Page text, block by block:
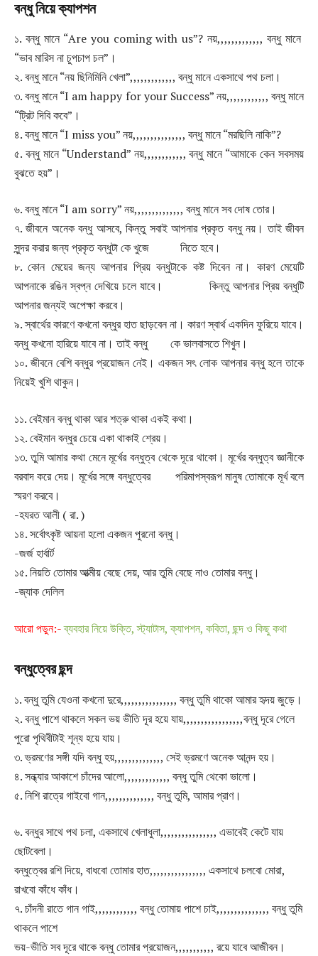
বন্ধু নিয়ে ক্যাপশন
১. বন্ধু মানে “Are you coming with us”? নয়,,,,,,,,,,,,, বন্ধু মানে
“ভাব মারিস না চুপচাপ চল”।
২. বন্ধু মানে “নয় ছিনিমিনি খেলা”,,,,,,,,,,,,, বন্ধু মানে একসাথে পথ চলা।
৩. বন্ধু মানে “I am happy for your Success” নয়,,,,,,,,,,,, বন্ধু মানে
“ট্রিট দিবি কবে”।
৪. বন্ধু মানে “I miss you” নয়,,,,,,,,,,,,,,, বন্ধু মানে “মরছিলি নাকি”?
৫. বন্ধু মানে “Understand” নয়,,,,,,,,,,,, বন্ধু মানে “আমাকে কেন সবসময়
বুঝতে হয়”।
৬. বন্ধু মানে “I am sorry” নয়,,,,,,,,,,,,,, বন্ধু মানে সব দোষ তোর।
৭. জীবনে অনেক বন্ধু আসবে, কিন্তু সবাই আপনার প্রকৃত বন্ধু নয়। তাই জীবন
সুন্দর করার জন্য প্রকৃত বন্ধুটা কে খুজে নিতে হবে।
৮. কোন মেয়ের জন্য আপনার প্রিয় বন্ধুটাকে কষ্ট দিবেন না। কারণ মেয়েটি
আপনাকে রঙিন স্বপ্ন দেখিয়ে চলে যাবে। কিন্তু আপনার প্রিয় বন্ধুটি
আপনার জন্যই অপেক্ষা করবে।
৯. স্বার্থের কারণে কখনো বন্ধুর হাত ছাড়বেন না। কারণ স্বার্থ একদিন ফুরিয়ে যাবে।
বন্ধু কখনো হারিয়ে যাবে না। তাই বন্ধু কে ভালবাসতে শিখুন।
১০. জীবনে বেশি বন্ধুর প্রয়োজন নেই। একজন সৎ লোক আপনার বন্ধু হলে তাকে
নিয়েই খুশি থাকুন।
১১. বেইমান বন্ধু থাকা আর শত্রু থাকা একই কথা।
১২. বেইমান বন্ধুর চেয়ে একা থাকাই শ্রেয়।
১৩. তুমি আমার কথা মেনে মূর্খের বন্ধুত্ব থেকে দূরে থাকো। মূর্খের বন্ধুত্ব জ্ঞানীকে
বরবাদ করে দেয়। মূর্খের সঙ্গে বন্ধুত্বের পরিমাপস্বরূপ মানুষ তোমাকে মূর্খ বলে
স্মরণ করবে।
-হযরত আলী ( রা. )
১৪. সর্বোৎকৃষ্ট আয়না হলো একজন পুরনো বন্ধু।
-জর্জ হার্বার্ট
১৫. নিয়তি তোমার আত্মীয় বেছে দেয়, আর তুমি বেছে নাও তোমার বন্ধু।
-জ্যাক দেলিল
আরো পড়ুন:-ব্যবহার নিয়ে উক্তি, স্ট্যাটাস, ক্যাপশন, কবিতা, ছন্দ ও কিছু কথা
বন্ধুত্বের ছন্দ
১. বন্ধু তুমি যেওনা কখনো দুরে,,,,,,,,,,,,,,,, বন্ধু তুমি থাকো আমার হৃদয় জুড়ে।
২. বন্ধু পাশে থাকলে সকল ভয় ভীতি দূর হয়ে যায়,,,,,,,,,,,,,,,,,বন্ধু দূরে গেলে
পুরো পৃথিবীটাই শূন্য হয়ে যায়।
৩. ভ্রমণের সঙ্গী যদি বন্ধু হয়,,,,,,,,,,,,,, সেই ভ্রমণে অনেক আনন্দ হয়।
৪. সন্ধ্যার আকাশে চাঁদের আলো,,,,,,,,,,,,, বন্ধু তুমি থেকো ভালো।
৫. নিশি রাত্রে গাইবো গান,,,,,,,,,,,,,, বন্ধু তুমি, আমার প্রাণ।
৬. বন্ধুর সাথে পথ চলা, একসাথে খেলাধুলা,,,,,,,,,,,,,,,, এভাবেই কেটে যায়
ছোটবেলা।
বন্ধুত্বের রশি দিয়ে, বাধবো তোমার হাত,,,,,,,,,,,,,,,, একসাথে চলবো মোরা,
রাখবো কাঁধে কাঁধ।
৭. চাঁদনী রাতে গান গাই,,,,,,,,,,,, বন্ধু তোমায় পাশে চাই,,,,,,,,,,,,,,, বন্ধু তুমি
থাকলে পাশে
ভয়-ভীতি সব দূরে থাকে বন্ধু তোমার প্রয়োজন,,,,,,,,,,, রয়ে যাবে আজীবন।